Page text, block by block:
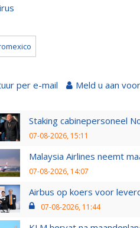
per e-mail Meld u aan
Staking cabinepersoneel
07-08-2026, 15:11
Malaysia Airlines neemt
07-08-2026, 14:07
Airbus op koers voor
07-08-2026, 11:44